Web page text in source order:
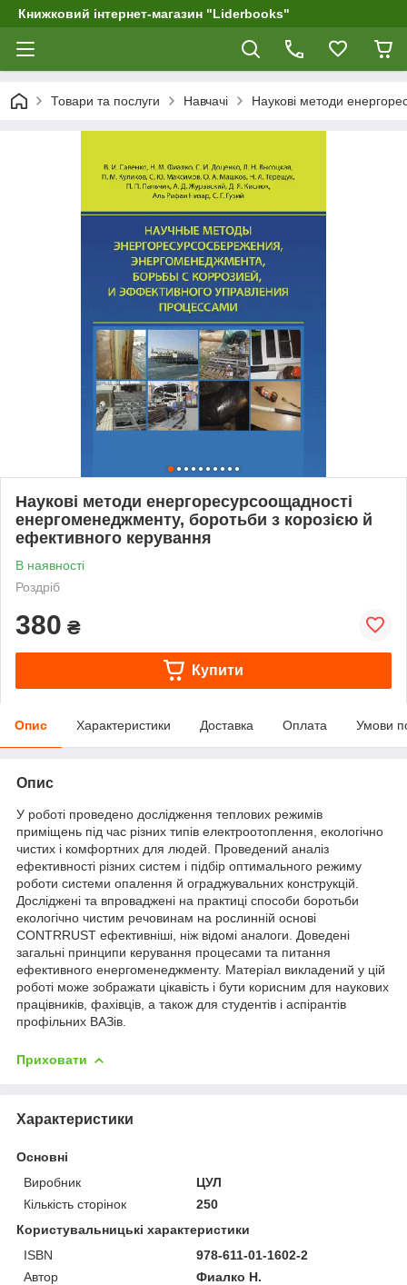
Книжковий інтернет-магазин "Liderbooks"
Товари та послуги Навчачі Наукові методи
Наукові методи енергоресурсоощадності
енергоменеджменту, боротьби з корозією й
ефективного керування
В наявності
Роздріб
380 ₴
Купити
Опис Характеристики Доставка Оплата Умови
Опис
У роботі проведено дослідження теплових режимів
приміщень під час різних типів електроотоплення, екологічно
чистих і комфортних для людей. Проведений аналіз
ефективності різних систем і підбір оптимального режиму
роботи системи опалення й ограджувальних конструкцій.
Досліджені та впроваджені на практиці способи боротьби
екологічно чистим речовинам на рослинній основі
CONTRRUST ефективніші, ніж відомі аналоги. Доведені
загальні принципи керування процесами та питання
ефективного енергоменеджменту. Матеріал викладений у цій
роботі може зображати цікавість і бути корисним для наукових
працівників, фахівців, а також для студентів і аспірантів
профільних ВАЗів.
Приховати
Характеристики
Основні
Виробник
ЦУЛ
Кількість сторінок
250
Користувальницькі характеристики
ISBN
978-611-01-1602-2
Автор
Фиалко Н.